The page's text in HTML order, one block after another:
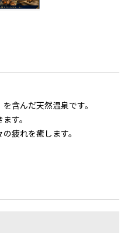
含んだ天然温泉です。
す。
疲れを癒します。